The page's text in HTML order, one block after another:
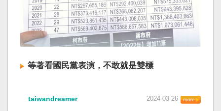
等著看國民黨表演，不敢就是雙標
taiwandreamer 2024-03-26